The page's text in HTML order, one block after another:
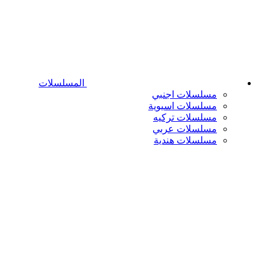
المسلسلات
مسلسلات اجنبي
مسلسلات اسيوية
مسلسلات تركيه
مسلسلات عربي
مسلسلات هندية